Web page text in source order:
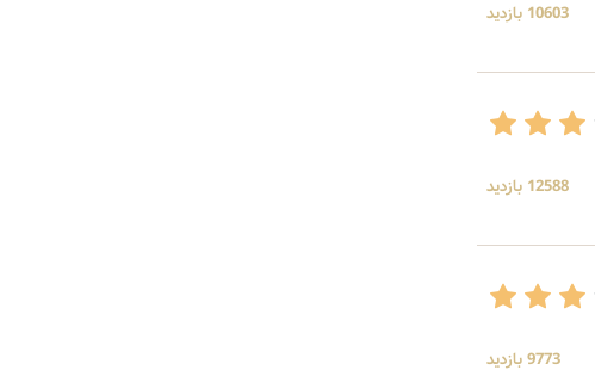
10603 بازدید
12588 بازدید
9773 بازدید